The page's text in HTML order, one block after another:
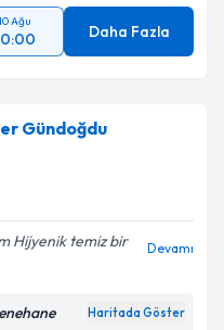
ediyorum.
Ağu
Daha Fazla
Gündoğdu
Hijyenik temiz bir
Devamı
Haritada Göster